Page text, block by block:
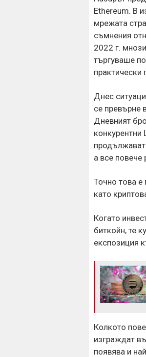
Ethereum. В
мрежата
съмнения
2022 г.
търгуваше
практически
Днес
се превърне
Дневният
конкурентни
продължават
а все
Точно това е
като
Когато
биткойн, те
експозиция
Колкото
изграждат
появява и